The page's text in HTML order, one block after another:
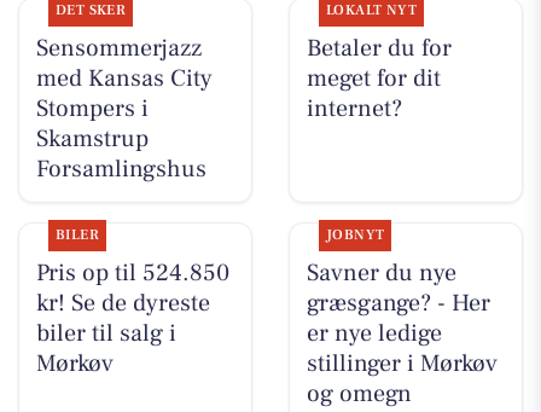
DET SKER
Sensommerjazz
med Kansas City
Stompers i
Skamstrup
Forsamlingshus
LOKALT NYT
Betaler du for
meget for dit
internet?
BILER
Pris op til 524.850
kr! Se de dyreste
biler til salg i
Mørkøv
JOBNYT
Savner du nye
græsgange? - Her
er nye ledige
stillinger i Mørkøv
og omegn